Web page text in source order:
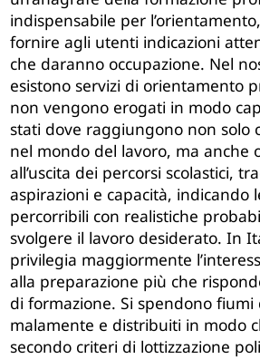
indispensabile per
fornire agli utenti indicazioni
che daranno occupazione. Nel
esistono servizi di orientamento
non vengono erogati in modo
stati dove raggiungono non solo
nel mondo del lavoro, ma anche
all’uscita dei percorsi scolastici,
aspirazioni e capacità, indicando
percorribili con realistiche
svolgere il lavoro desiderato. In
privilegia maggiormente
alla preparazione più che
di formazione. Si spendono fiumi
malamente e distribuiti in modo
secondo criteri di lottizzazione